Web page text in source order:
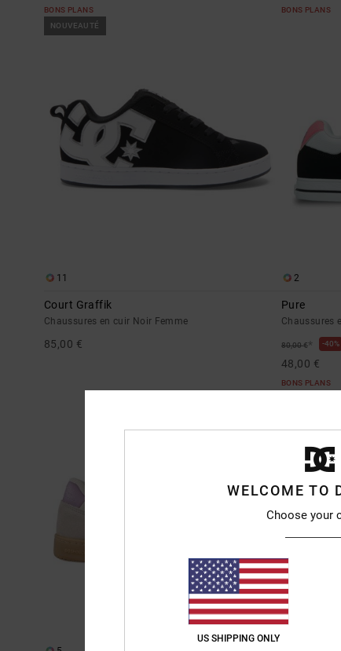
BONS PLANS BONS PLANS
NOUVEAUTÉ
11
Court Graffik
Chaussures en cuir Noir Femme
85,00 €
2
Pure
Chaussures
80,00 €* 40%
48,00 €
BONS PLANS
WELCOME TO
Choose your
US SHIPPING ONLY